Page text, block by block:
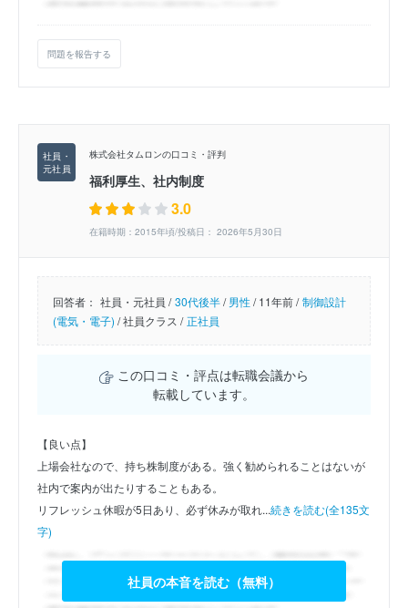
問題を報告する
株式会社タムロンの口コミ・評判
福利厚生、社内制度
3.0
在籍時期：2015年頃/投稿日： 2026年5月30日
回答者： 社員・元社員 / 30代後半/男性/11年前 / 制御設計
(電気・電子) /社員クラス / 正社員
この口コミ・評点は転職会議から
転載しています。
【良い点】
上場会社なので、持ち株制度がある。強く勧められることはないが
社内で案内が出たりすることもある。
リフレッシュ休暇が5日あり、必ず休みが取れ...続きを読む(全135文
字)
社員の本音を読む（無料）